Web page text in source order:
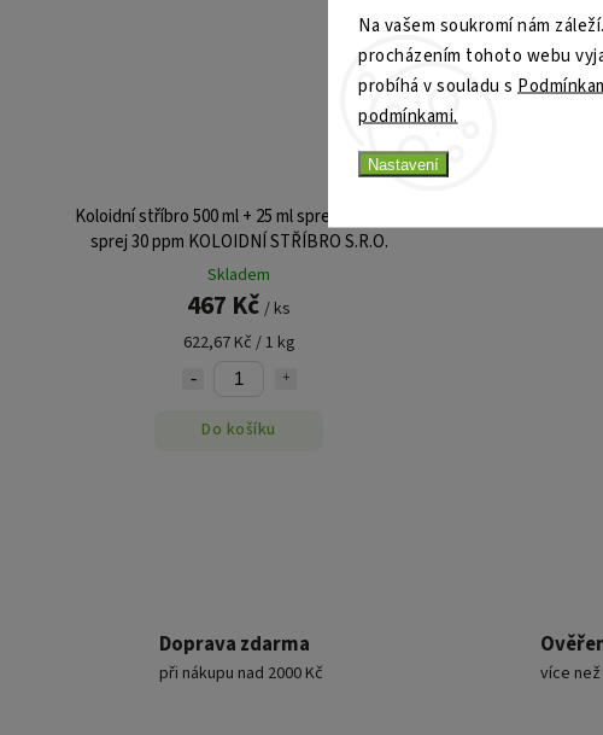
Na vašem soukromí nám
procházením tohoto webu
probíhá v souladu s
podmínkami.
Nastavení
–20 %
Koloidní stříbro 500 ml + 25 ml sprej + 30 ml N
sprej 30 ppm KOLOIDNÍ STŘÍBRO S.R.O.
Skladem
467 Kč / ks
622,67 Kč / 1 kg
Do košíku
Doprava zdarma
při nákupu nad 2000 Kč více